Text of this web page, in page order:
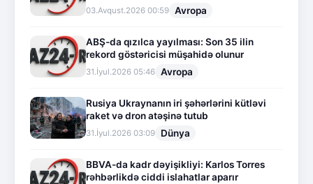
03.Avqust.2026 00:59 Avropa
ABŞ-da qızılca yayılması: Son 35 ilin
rekord göstəricisi müşahidə olunur
31.İyul.2026 05:46 Avropa
Rusiya Ukraynanın iri şəhərlərini kütləvi
raket və dron atəşinə tutub
31.İyul.2026 03:09 Dünya
BBVA-da kadr dəyişikliyi: Karlos Torres
rəhbərlikdə ciddi islahatlar aparır